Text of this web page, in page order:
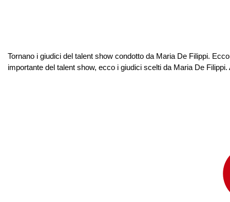
Tornano i giudici del talent show condotto da Maria De Filippi.
importante del talent show, ecco i giudici scelti da Maria De